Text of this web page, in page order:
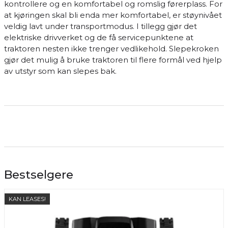
kontrollere og en komfortabel og romslig førerplass. For
at kjøringen skal bli enda mer komfortabel, er støynivået
veldig lavt under transportmodus. I tillegg gjør det
elektriske drivverket og de få servicepunktene at
traktoren nesten ikke trenger vedlikehold. Slepekroken
gjør det mulig å bruke traktoren til flere formål ved hjelp
av utstyr som kan slepes bak.
Bestselgere
KAN LEASES!